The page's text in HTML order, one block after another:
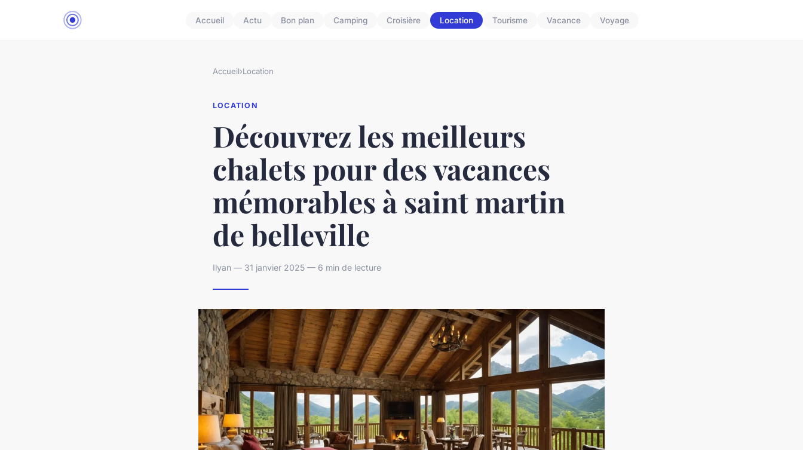
Accueil Actu Bon plan Camping Croisière Location Tourisme Vacance Voyage
Accueil›Location
LOCATION
Découvrez les meilleurs
chalets pour des vacances
mémorables à saint martin
de belleville
Ilyan — 31 janvier 2025 — 6 min de lecture